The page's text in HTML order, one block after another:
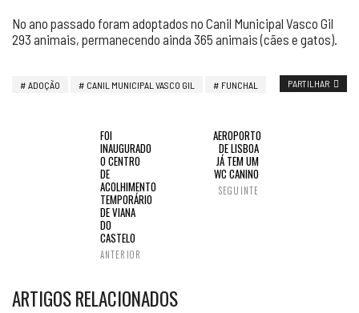
No ano passado foram adoptados no Canil Municipal Vasco Gil
293 animais, permanecendo ainda 365 animais (cães e gatos).
ADOÇÃO CANIL MUNICIPAL VASCO GIL FUNCHAL PARTILHAR
FOI
INAUGURADO
O CENTRO
DE
ACOLHIMENTO
TEMPORÁRIO
DE VIANA
DO
CASTELO
ANTERIOR
AEROPORTO
DE LISBOA
JÁ TEM UM
WC CANINO
SEGUINTE
ARTIGOS RELACIONADOS